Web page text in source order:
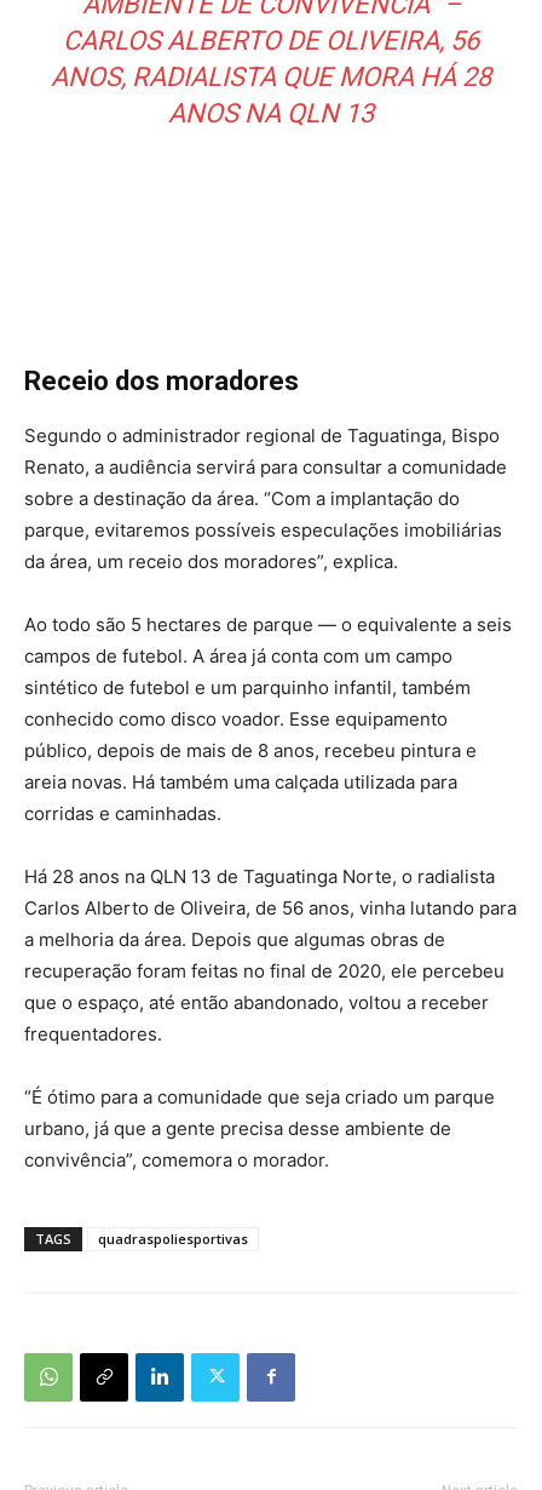
CARLOS ALBERTO DE OLIVEIRA, 56
ANOS, RADIALISTA QUE MORA HÁ 28
ANOS NA QLN 13
Receio dos moradores
Segundo o administrador regional de Taguatinga, Bispo
Renato, a audiência servirá para consultar a comunidade
sobre a destinação da área. “Com a implantação do
parque, evitaremos possíveis especulações imobiliárias
da área, um receio dos moradores”, explica.
Ao todo são 5 hectares de parque — o equivalente a seis
campos de futebol. A área já conta com um campo
sintético de futebol e um parquinho infantil, também
conhecido como disco voador. Esse equipamento
público, depois de mais de 8 anos, recebeu pintura e
areia novas. Há também uma calçada utilizada para
corridas e caminhadas.
Há 28 anos na QLN 13 de Taguatinga Norte, o radialista
Carlos Alberto de Oliveira, de 56 anos, vinha lutando para
a melhoria da área. Depois que algumas obras de
recuperação foram feitas no final de 2020, ele percebeu
que o espaço, até então abandonado, voltou a receber
frequentadores.
“É ótimo para a comunidade que seja criado um parque
urbano, já que a gente precisa desse ambiente de
convivência”, comemora o morador.
TAGS quadraspoliesportivas